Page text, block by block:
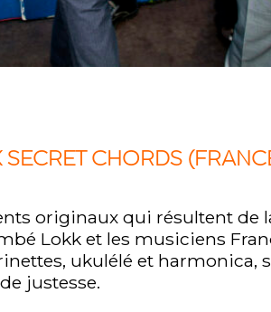
SECRET CHORDS
originaux qui résultent de
Lokk et les musiciens
ukulélé et harmonica,
justesse.